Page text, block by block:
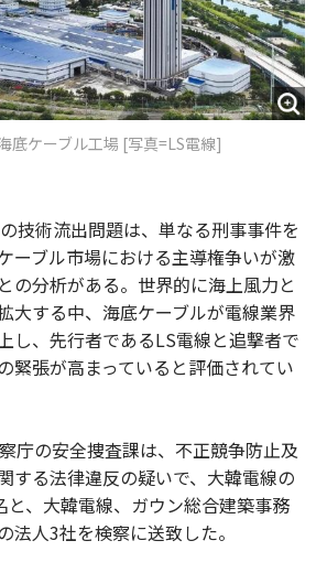
底ケーブル工場 [写真=LS電線]
技術流出問題は、単なる刑事事件を
ーブル市場における主導権争いが激
の分析がある。世界的に海上風力と
大する中、海底ケーブルが電線業界
し、先行者であるLS電線と追撃者で
緊張が高まっていると評価されてい
庁の安全捜査課は、不正競争防止及
する法律違反の疑いで、大韓電線の
と、大韓電線、ガウン総合建築事務
法人3社を検察に送致した。